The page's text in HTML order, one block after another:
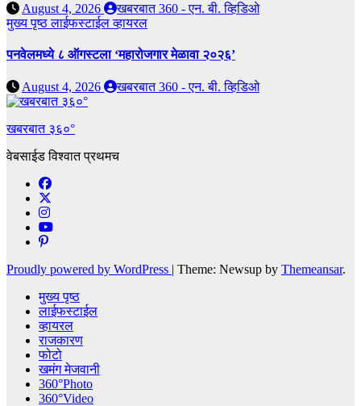
August 4, 2026
खबरबात 360 - एन. बी. व्हिडिओ
मुख्य पृष्ठलाईफस्टाईलव्हायरल
पनवेलमध्ये ८ ऑगस्टला ‘महारोजगार मेळावा २०२६’
August 4, 2026 खबरबात 360 - एन. बी. व्हिडिओ
खबरबात ३६०°
वेबसाईड विश्वात प्रथमच
Proudly powered by WordPress | Theme: Newsup by Themeansar.
मुख्य पृष्ठ
लाईफस्टाईल
व्हायरल
राजकारण
फोटो
खमंग मेजवानी
360°Photo
360°Video